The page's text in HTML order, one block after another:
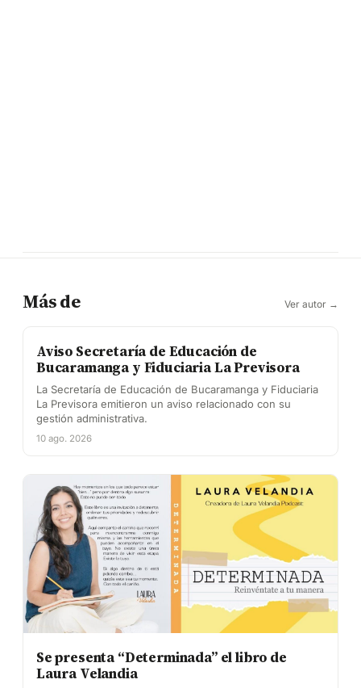
Más de Ver autor →
Aviso Secretaría de Educación de
Bucaramanga y Fiduciaria La Previsora
La Secretaría de Educación de Bucaramanga y Fiduciaria
La Previsora emitieron un aviso relacionado con su
gestión administrativa.
10 ago. 2026
Se presenta “Determinada” el libro de
Laura Velandia